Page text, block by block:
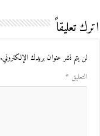
اترك تعليقاً
لن يتم نشر عنوان بريدك الإلكتروني.
التعليق *